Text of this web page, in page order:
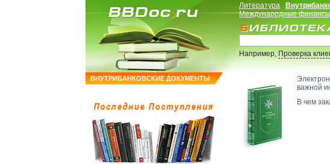
ВНУТРИБАНКОВСКИЕ ДОКУМЕНТЫ
Литература
Международные финансы
Например,Проверка
важной
В чем